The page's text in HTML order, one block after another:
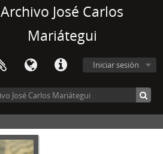
Archivo José Carlos
Mariátegui
Iniciar sesión